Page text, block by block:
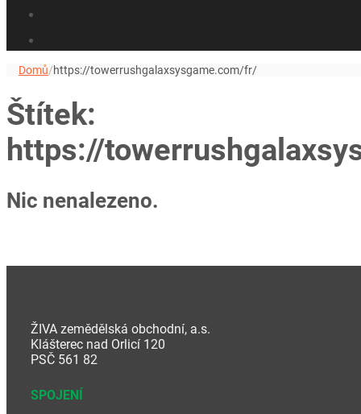
Domů/https://towerrushgalaxsysgame.com/fr/
Štítek:
https://
Nic nenalezeno.
ŽIVA zemědělská obchodní, a.s.
Klášterec nad Orlicí 120
PSČ 561 82
SPOJENÍ